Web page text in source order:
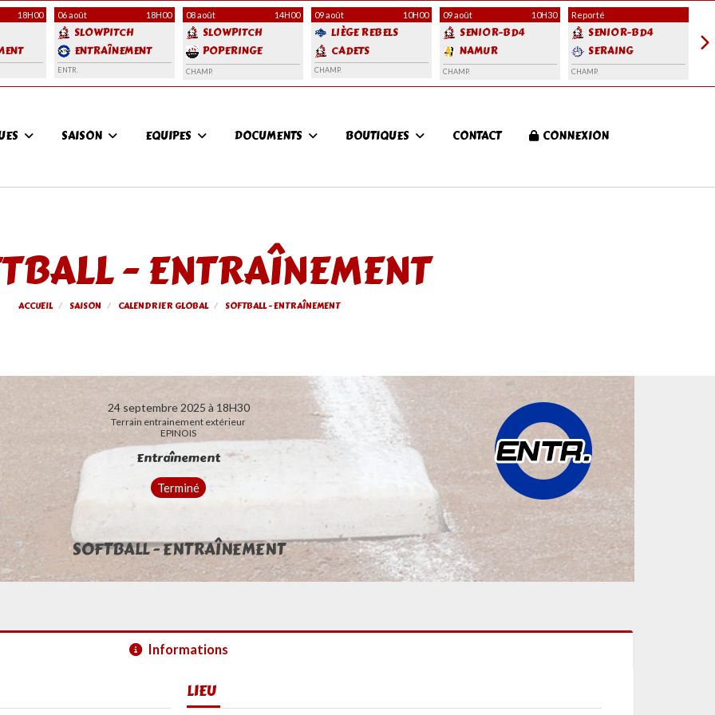
18H00 06 août 18H00
SLOWPITCH
ENTRAÎNEMENT
ENTR.
08 août 14H00
SLOWPITCH
POPERINGE
FRONTLINERS
CHAMP.
09 août 10H00
LIÈGE REBELS
CADETS
CHAMP.
09 août 10H30
SENIOR-BD4
NAMUR
ANGELS 4
CHAMP.
Reporté
SENIOR-BD4
SERAING
BROWN BOYS
CHAMP.
SAISON EQUIPES DOCUMENTS BOUTIQUES CONTACT CONNEXION
- ENTRAÎNEMENT
ACCUEIL SAISON CALENDRIER GLOBAL SOFTBALL - ENTRAÎNEMENT
24 septembre 2025 à 18H30
Terrain entrainement extérieur
EPINOIS
Entraînement
Terminé
SOFTBALL - ENTRAÎNEMENT
Informations
LIEU